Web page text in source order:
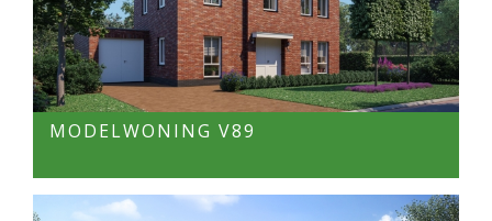
MODELWONING V89